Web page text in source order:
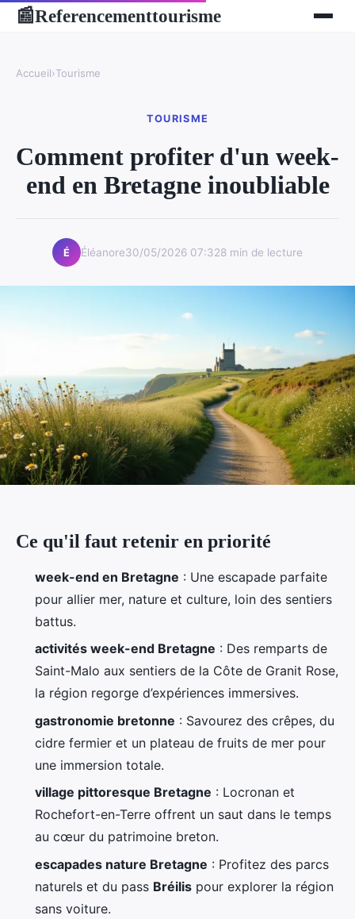
📰Referencementtourisme
Accueil›Tourisme
TOURISME
Comment profiter d'un week-
end en Bretagne inoubliable
É Éléanore30/05/2026 07:328 min de lecture
Ce qu'il faut retenir en priorité
week-end en Bretagne : Une escapade parfaite
pour allier mer, nature et culture, loin des sentiers
battus.
activités week-end Bretagne : Des remparts de
Saint-Malo aux sentiers de la Côte de Granit Rose,
la région regorge d’expériences immersives.
gastronomie bretonne : Savourez des crêpes, du
cidre fermier et un plateau de fruits de mer pour
une immersion totale.
village pittoresque Bretagne : Locronan et
Rochefort-en-Terre offrent un saut dans le temps
au cœur du patrimoine breton.
escapades nature Bretagne : Profitez des parcs
naturels et du pass Bréilis pour explorer la région
sans voiture.